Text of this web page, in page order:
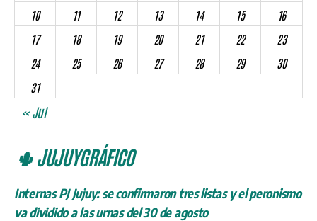
10
11 12 13 14 15
16
17
18 19 20 21 22
23
24
25 26 27 28 29
30
31
« Jul
🌵 JUJUYGRÁFICO
Internas PJ Jujuy: se confirmaron tres listas y el peronismo
va dividido a las urnas del 30 de agosto